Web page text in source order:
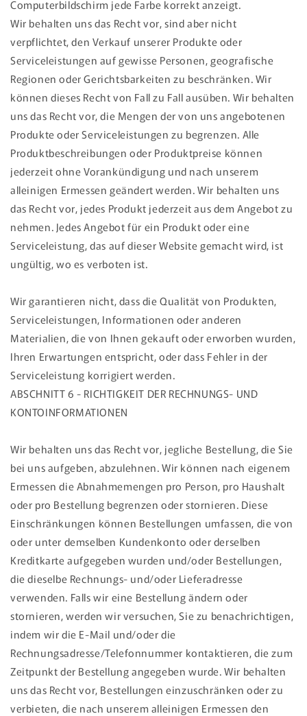
Computerbildschirm jede Farbe korrekt anzeigt.
Wir behalten uns das Recht vor, sind aber nicht
verpflichtet, den Verkauf unserer Produkte oder
Serviceleistungen auf gewisse Personen, geografische
Regionen oder Gerichtsbarkeiten zu beschränken. Wir
können dieses Recht von Fall zu Fall ausüben. Wir behalten
uns das Recht vor, die Mengen der von uns angebotenen
Produkte oder Serviceleistungen zu begrenzen. Alle
Produktbeschreibungen oder Produktpreise können
jederzeit ohne Vorankündigung und nach unserem
alleinigen Ermessen geändert werden. Wir behalten uns
das Recht vor, jedes Produkt jederzeit aus dem Angebot zu
nehmen. Jedes Angebot für ein Produkt oder eine
Serviceleistung, das auf dieser Website gemacht wird, ist
ungültig, wo es verboten ist.
Wir garantieren nicht, dass die Qualität von Produkten,
Serviceleistungen, Informationen oder anderen
Materialien, die von Ihnen gekauft oder erworben wurden,
Ihren Erwartungen entspricht, oder dass Fehler in der
Serviceleistung korrigiert werden.
ABSCHNITT 6 - RICHTIGKEIT DER RECHNUNGS- UND
KONTOINFORMATIONEN
Wir behalten uns das Recht vor, jegliche Bestellung, die Sie
bei uns aufgeben, abzulehnen. Wir können nach eigenem
Ermessen die Abnahmemengen pro Person, pro Haushalt
oder pro Bestellung begrenzen oder stornieren. Diese
Einschränkungen können Bestellungen umfassen, die von
oder unter demselben Kundenkonto oder derselben
Kreditkarte aufgegeben wurden und/oder Bestellungen,
die dieselbe Rechnungs- und/oder Lieferadresse
verwenden. Falls wir eine Bestellung ändern oder
stornieren, werden wir versuchen, Sie zu benachrichtigen,
indem wir die E-Mail und/oder die
Rechnungsadresse/Telefonnummer kontaktieren, die zum
Zeitpunkt der Bestellung angegeben wurde. Wir behalten
uns das Recht vor, Bestellungen einzuschränken oder zu
verbieten, die nach unserem alleinigen Ermessen den